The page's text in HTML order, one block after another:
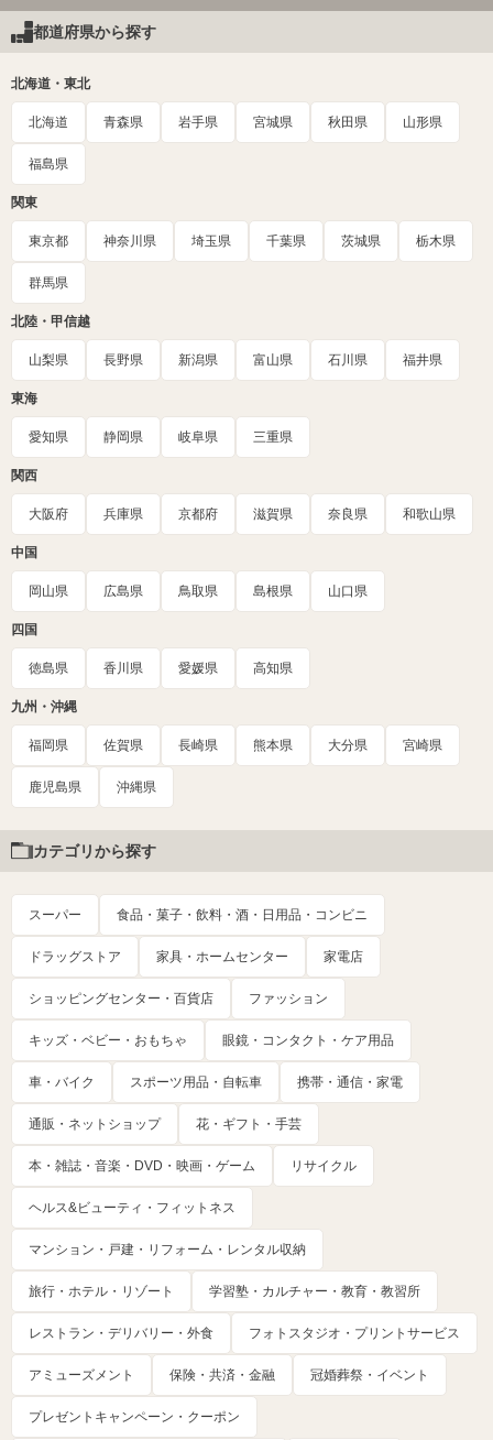
都道府県から探す
北海道・東北
北海道 青森県 岩手県 宮城県 秋田県 山形県
福島県
関東
東京都 神奈川県 埼玉県 千葉県 茨城県 栃木県
群馬県
北陸・甲信越
山梨県 長野県 新潟県 富山県 石川県 福井県
東海
愛知県 静岡県 岐阜県 三重県
関西
大阪府 兵庫県 京都府 滋賀県 奈良県 和歌山県
中国
岡山県 広島県 鳥取県 島根県 山口県
四国
徳島県 香川県 愛媛県 高知県
九州・沖縄
福岡県 佐賀県 長崎県 熊本県 大分県 宮崎県
鹿児島県 沖縄県
カテゴリから探す
スーパー 食品・菓子・飲料・酒・日用品・コンビニ
ドラッグストア 家具・ホームセンター 家電店
ショッピングセンター・百貨店 ファッション
キッズ・ベビー・おもちゃ 眼鏡・コンタクト・ケア用品
車・バイク スポーツ用品・自転車 携帯・通信・家電
通販・ネットショップ 花・ギフト・手芸
本・雑誌・音楽・DVD・映画・ゲーム リサイクル
ヘルス&ビューティ・フィットネス
マンション・戸建・リフォーム・レンタル収納
旅行・ホテル・リゾート 学習塾・カルチャー・教育・教習所
レストラン・デリバリー・外食 フォトスタジオ・プリントサービス
アミューズメント 保険・共済・金融 冠婚葬祭・イベント
プレゼントキャンペーン・クーポン